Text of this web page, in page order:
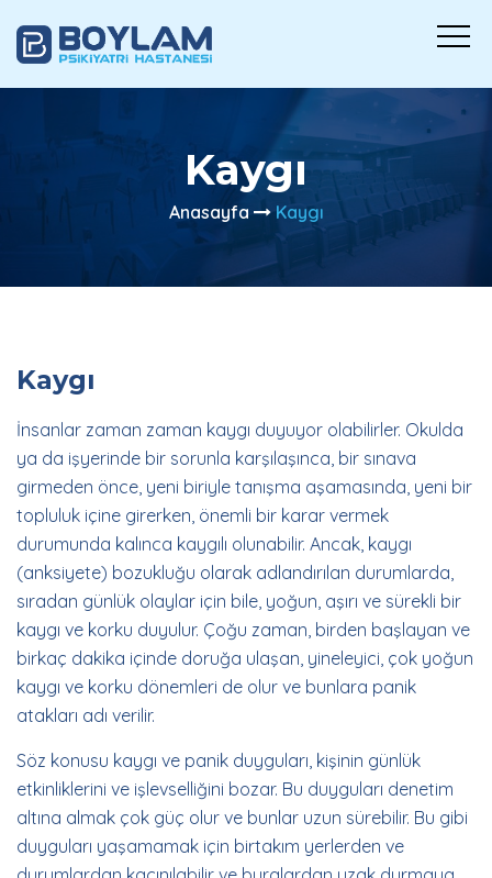
Kaygı
Anasayfa Kaygı
Kaygı
İnsanlar zaman zaman kaygı duyuyor olabilirler. Okulda
ya da işyerinde bir sorunla karşılaşınca, bir sınava
girmeden önce, yeni biriyle tanışma aşamasında, yeni bir
topluluk içine girerken, önemli bir karar vermek
durumunda kalınca kaygılı olunabilir. Ancak, kaygı
(anksiyete) bozukluğu olarak adlandırılan durumlarda,
sıradan günlük olaylar için bile, yoğun, aşırı ve sürekli bir
kaygı ve korku duyulur. Çoğu zaman, birden başlayan ve
birkaç dakika içinde doruğa ulaşan, yineleyici, çok yoğun
kaygı ve korku dönemleri de olur ve bunlara panik
atakları adı verilir.
Söz konusu kaygı ve panik duyguları, kişinin günlük
etkinliklerini ve işlevselliğini bozar. Bu duyguları denetim
altına almak çok güç olur ve bunlar uzun sürebilir. Bu gibi
duyguları yaşamamak için birtakım yerlerden ve